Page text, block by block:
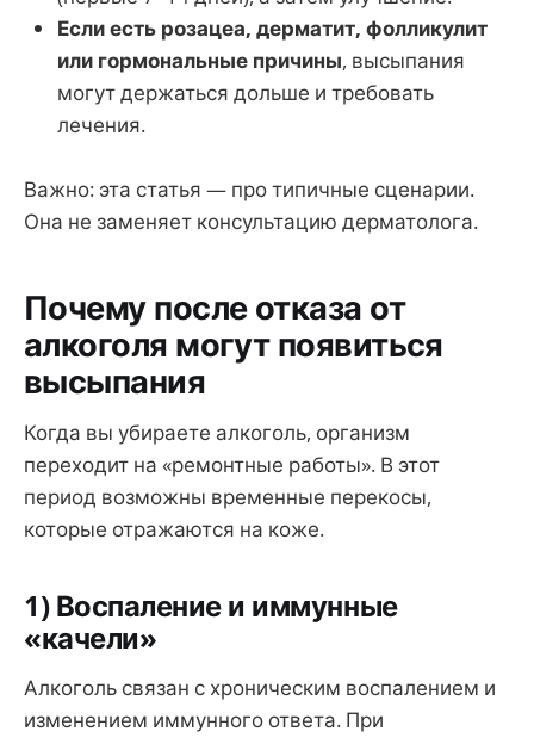
Если есть розацеа, дерматит, фолликулит
или гормональные причины, высыпания
могут держаться дольше и требовать
лечения.
Важно: эта статья — про типичные сценарии.
Она не заменяет консультацию дерматолога.
Почему после отказа от
алкоголя могут появиться
высыпания
Когда вы убираете алкоголь, организм
переходит на «ремонтные работы». В этот
период возможны временные перекосы,
которые отражаются на коже.
1) Воспаление и иммунные
«качели»
Алкоголь связан с хроническим воспалением и
изменением иммунного ответа. При